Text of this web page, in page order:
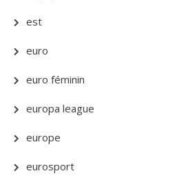
est
euro
euro féminin
europa league
europe
eurosport